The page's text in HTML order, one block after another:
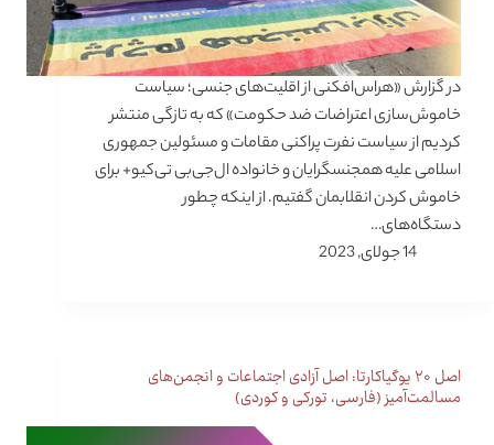
در گزارش «هراس‌افکنی از اقلیت‌های جنسی؛ سیاست
خاموش‌سازی اعتراضات ضد حکومت» که به تازگی منتشر
کردیم از سیاست نفرت پراکنی مقامات و مسئولین جمهوری
اسلامی علیه همجنسگرایان و خانواده ال‌جی‌بی تی‌کیو+ برای
خاموش کردن انقلابمان گفتیم. از اینکه چطور
دستگاه‌های…
14 جولای, 2023
اصل ۲۰ یوگیاکارتا: اصل آزادی اجتماعات و انجمن‌های
مسالمت‌آمیز (فارسی، تورکی و کوردی)